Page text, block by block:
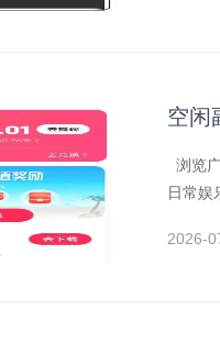
空闲
浏览
日常娱
2026-